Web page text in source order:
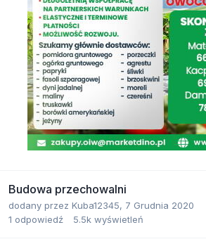
Budowa przechowalni
dodany przez Kuba12345, 7 Grudnia 2020
1 odpowiedź 5.5k wyświetleń